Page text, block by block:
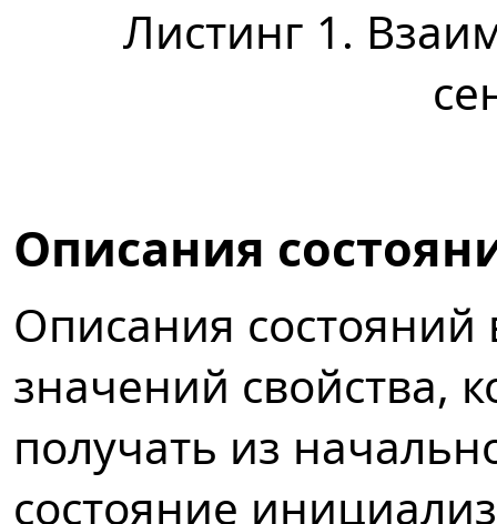
Листинг 1.
Описания
Описания
значений свойства,
получать из
состояние